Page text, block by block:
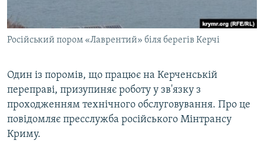
УКРАЇНСЬКА ПРОБЛЕМА КРИМУ
ІНФОГРАФІКА
ДОЛУЧАЙСЯ!
Усі сайти RFE/RL
Російський пором «Лаврентий» біля берегів Керчі
Один із поромів, що працює на Керченській
переправі, призупиняє роботу у зв'язку з
проходженням технічного обслуговування. Про це
повідомляє пресслужба російського Мінтрансу
Криму.